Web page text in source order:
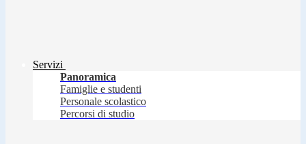
Servizi
Panoramica
Famiglie e studenti
Personale scolastico
Percorsi di studio